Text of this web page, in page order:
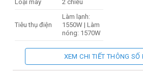
Loại máy 2 chiều
Tiêu thụ điện
Làm lạnh:
1550W | Làm
nóng: 1570W
Nhãn năng
5 sao (Hiệu
suất năng
lượng 5.4)
XEM CHI TIẾT THÔNG SỐ